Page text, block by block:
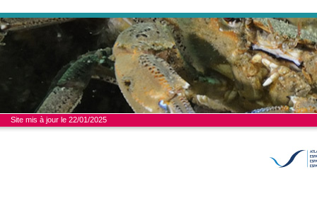
Site mis à jour le 22/01/2025